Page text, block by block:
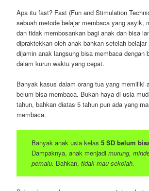
Apa itu fast? Fast (Fun and Stimulation
sebuah metode belajar membaca yang asyik,
dan tidak membosankan bagi anak dan bisa
dipraktekkan oleh anak bahkan setelah belajar
dijamin anak langsung bisa membaca dengan
dalam kurun waktu yang cepat.
Banyak kasus dalam orang tua yang memiliki
belum bisa membaca. Bukan haya di usia
tahun, bahkan diatas 5 tahun pun ada yang
membaca.
Banyak anak usia kelas 5 SD belum
Dampaknya, anak menjadi murung,
pemalu. Bahkan, tidak mau sekolah.